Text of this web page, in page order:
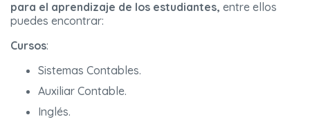
para el aprendizaje de los estudiantes, entre ellos
puedes encontrar:
Cursos:
Sistemas Contables.
Auxiliar Contable.
Inglés.